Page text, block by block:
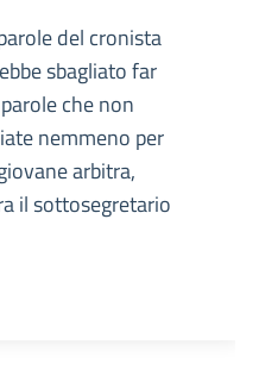
del cronista
sbagliato far
che non
nemmeno per
arbitra,
il sottosegretario